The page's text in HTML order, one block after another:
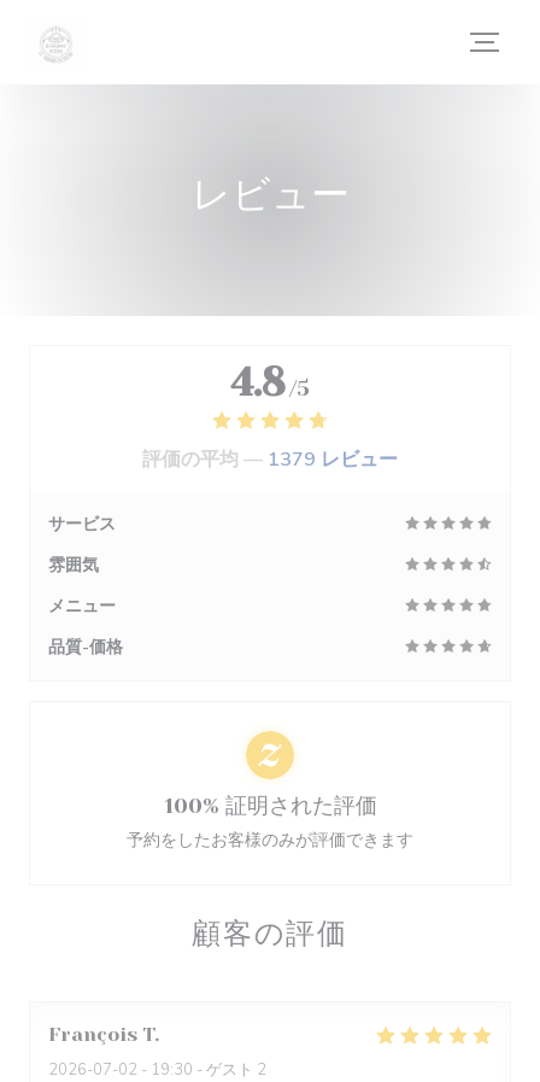
レビュー
顧客の評価
François T
2026-07-02 - 19:30 - ゲスト 2
4.8 /5
評価の平均 — 1379 レビュー
サービス
雰囲気
メニュー
品質-価格
100% 証明された評価
予約をしたお客様のみが評価できます